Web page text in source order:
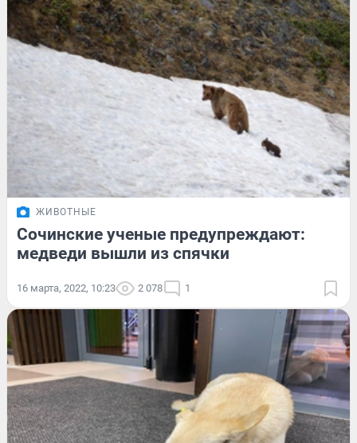
ЖИВОТНЫЕ
Сочинские ученые предупреждают:
медведи вышли из спячки
16 марта, 2022, 10:23 2 078 1